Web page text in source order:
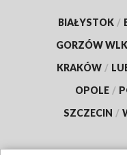
BIAŁYSTOK /
GORZÓW
KRAKÓW /
OPOLE /
SZCZECIN /